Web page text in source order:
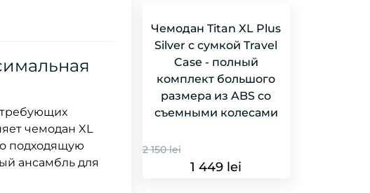
Чемодан Titan XL Plus
Silver с сумкой Travel
Case - полный
комплект большого
размера из ABS со
съемными колесами
2 150 lei
1 449 lei
требующих
чемодан XL
подходящую
ансамбль для